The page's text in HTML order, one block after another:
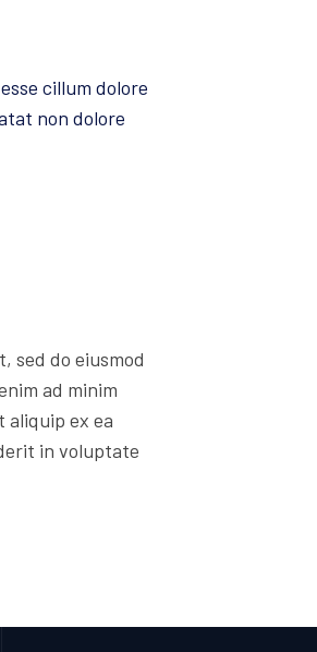
cillum dolore
non dolore
sed do eiusmod
ad minim
aliquip ex ea
in voluptate